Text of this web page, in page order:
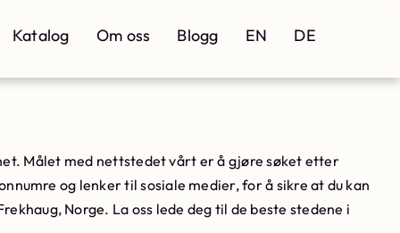
Katalog Om oss Blogg EN DE
Målet med nettstedet vårt er å gjøre søket etter
og lenker til sosiale medier, for å sikre at du kan
Norge. La oss lede deg til de beste stedene i